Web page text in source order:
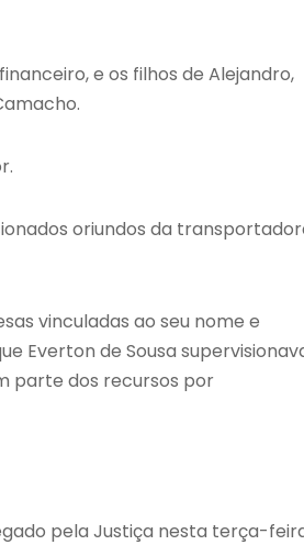
e os filhos de Alejandro,
oriundos da
vinculadas ao seu nome e
Everton de Sousa
parte dos recursos por
pela Justiça nesta terça-